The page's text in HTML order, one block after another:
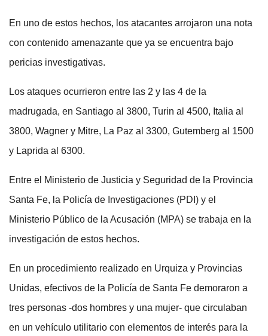
En uno de estos hechos, los atacantes arrojaron una nota
con contenido amenazante que ya se encuentra bajo
pericias investigativas.
Los ataques ocurrieron entre las 2 y las 4 de la
madrugada, en Santiago al 3800, Turin al 4500, Italia al
3800, Wagner y Mitre, La Paz al 3300, Gutemberg al 1500
y Laprida al 6300.
Entre el Ministerio de Justicia y Seguridad de la Provincia
Santa Fe, la Policía de Investigaciones (PDI) y el
Ministerio Público de la Acusación (MPA) se trabaja en la
investigación de estos hechos.
En un procedimiento realizado en Urquiza y Provincias
Unidas, efectivos de la Policía de Santa Fe demoraron a
tres personas -dos hombres y una mujer- que circulaban
en un vehículo utilitario con elementos de interés para la